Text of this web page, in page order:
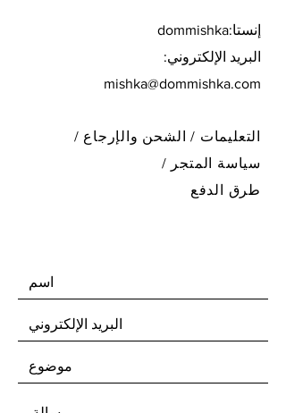
إنستا:dommishka
البريد الإلكتروني:
mishka@dommishka.com
التعليمات /
الشحن والإرجاع /
سياسة المتجر /
طرق الدفع